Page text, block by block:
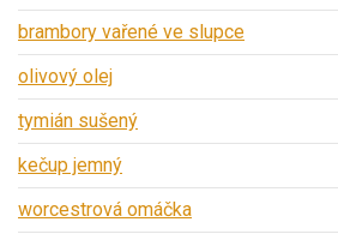
brambory vařené ve slupce
olivový olej
tymián sušený
kečup jemný
worcestrová omáčka